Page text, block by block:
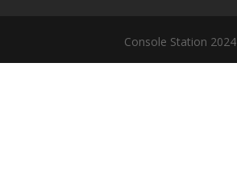
Console Station 2024